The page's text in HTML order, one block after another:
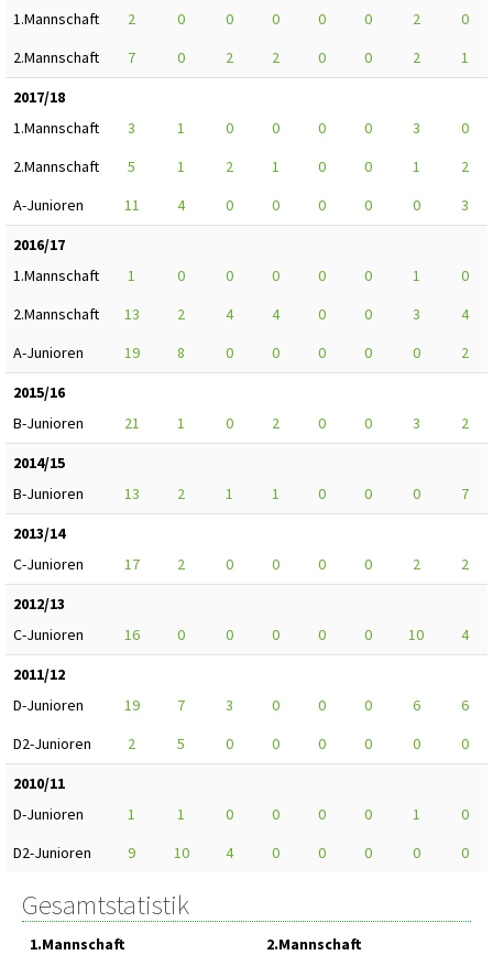
1.Mannschaft
2 0 0 0 0 0 2
0
2.Mannschaft
7 0 2 2 0 0 2
1
2017/18
1.Mannschaft
3 1 0 0 0 0 3
0
2.Mannschaft
5 1 2 1 0 0 1
2
A-Junioren
11 4 0 0 0 0 0
3
2016/17
1.Mannschaft
1 0 0 0 0 0 1
0
2.Mannschaft
13 2 4 4 0 0 3
4
A-Junioren
19 8 0 0 0 0 0
2
2015/16
B-Junioren
21 1 0 2 0 0 3
2
2014/15
B-Junioren
13 2 1 1 0 0 0
7
2013/14
C-Junioren
17 2 0 0 0 0 2
2
2012/13
C-Junioren
16 0 0 0 0 0 10
4
2011/12
D-Junioren
19 7 3 0 0 0 6
6
D2-Junioren
2 5 0 0 0 0 0
0
2010/11
D-Junioren
1 1 0 0 0 0 1
0
D2-Junioren
9 10 4 0 0 0 0 0
Gesamtstatistik
1.Mannschaft
2.Mannschaft